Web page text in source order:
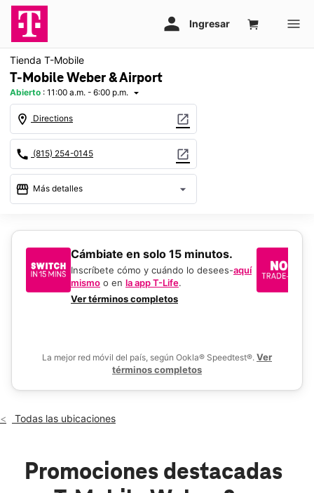
Tienda T-Mobile
T-Mobile Weber & Airport
Abierto : 11:00 a.m. - 6:00 p.m. arrow_drop_down
location_on Directions open_in_new
call (815) 254-0145 open_in_new
storefront Más detalles arrow_drop_down
Lun.:10:00 a.m. a 8:00 p.m.
Mar.:
10:00 a.m. a 8:00 p.m.
Mié.: 10:00 a.m. a 8:00 p.m.
Jue.:10:00 a.m. a 8:00 p.m.
10:00 a.m. a 8:00 p.m.
​​​​​​​Cámbiate en solo 15 minutos.
Inscríbete cómo y cuándo lo desees-aquí
mismo o en la app T-Life.
Ver términos completos
La mejor red móvil del país, según Ookla® Speedtest®. Ver
términos completos
Todas las ubicaciones
Promociones destacadas